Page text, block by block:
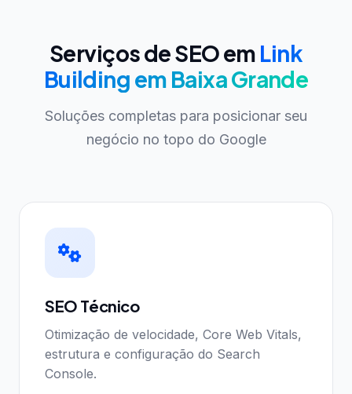
Serviços de SEO em Link
Building em Baixa Grande
Soluções completas para posicionar seu
negócio no topo do Google
SEO Técnico
Otimização de velocidade, Core Web Vitals,
estrutura e configuração do Search
Console.